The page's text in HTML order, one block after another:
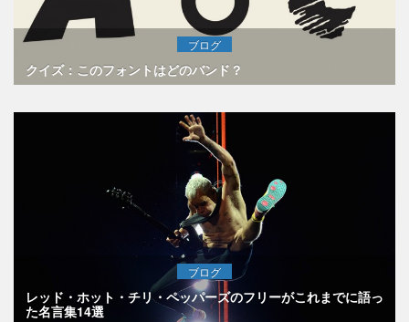
ブログ
クイズ：このフォントはどのバンド？
ブログ
レッド・ホット・チリ・ペッパーズのフリーがこれまでに語っ
た名言集14選